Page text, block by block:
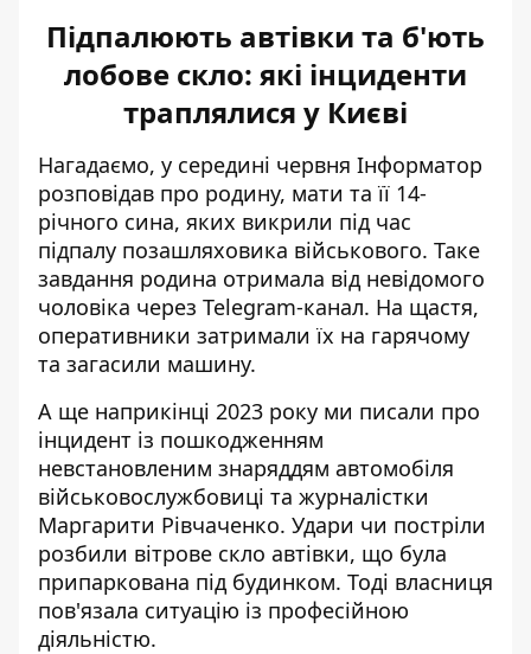
Підпалюють автівки та б'ють
лобове скло: які інциденти
траплялися у Києві
Нагадаємо, у середині червня Інформатор
розповідав про родину, мати та її 14-
річного сина, яких викрили під час
підпалу позашляховика військового. Таке
завдання родина отримала від невідомого
чоловіка через Telegram-канал. На щастя,
оперативники затримали їх на гарячому
та загасили машину.
А ще наприкінці 2023 року ми писали про
інцидент із пошкодженням
невстановленим знаряддям автомобіля
військовослужбовиці та журналістки
Маргарити Рівчаченко. Удари чи постріли
розбили вітрове скло автівки, що була
припаркована під будинком. Тоді власниця
пов'язала ситуацію із професійною
діяльністю.